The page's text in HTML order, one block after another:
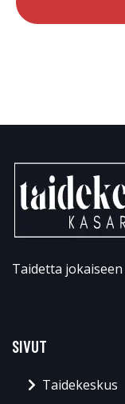
Taidetta
SIVUT
Taidekeskus